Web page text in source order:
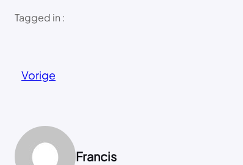
Tagged in :
Vorige
Francis